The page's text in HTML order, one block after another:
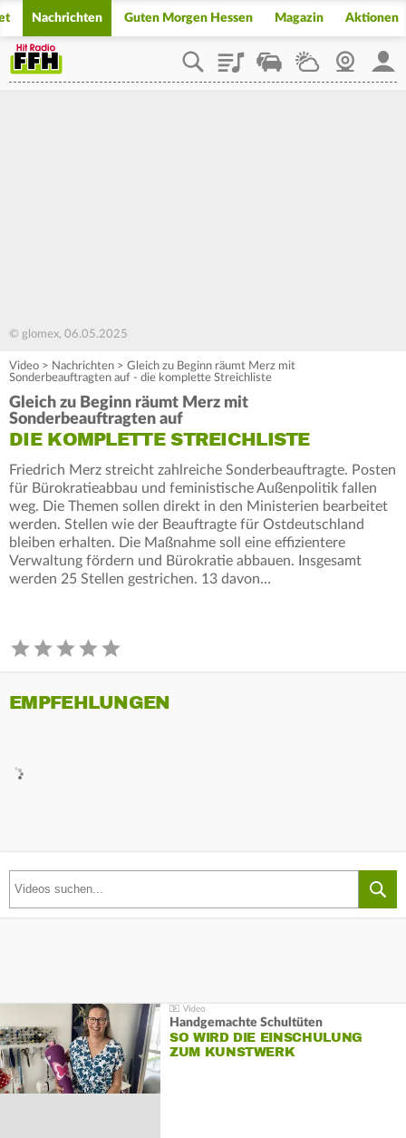
Nachrichten Guten Morgen Hessen Magazin Aktionen
PlaylistStaupilotWetterWebcam
© glomex, 06.05.2025
Video > Nachrichten > Gleich zu Beginn räumt Merz mit
Sonderbeauftragten auf - die komplette Streichliste
Gleich zu Beginn räumt Merz mit
Sonderbeauftragten auf
DIE KOMPLETTE STREICHLISTE
Friedrich Merz streicht zahlreiche Sonderbeauftragte. Posten
für Bürokratieabbau und feministische Außenpolitik fallen
weg. Die Themen sollen direkt in den Ministerien bearbeitet
werden. Stellen wie der Beauftragte für Ostdeutschland
bleiben erhalten. Die Maßnahme soll eine effizientere
Verwaltung fördern und Bürokratie abbauen. Insgesamt
werden 25 Stellen gestrichen. 13 davon…
EMPFEHLUNGEN
Handgemachte Schultüten
SO WIRD DIE EINSCHULUNG
ZUM KUNSTWERK